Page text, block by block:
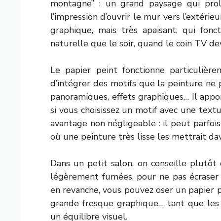
montagne” : un grand paysage qui
l’impression d’ouvrir le mur vers
graphique, mais très apaisant, qui
naturelle que le soir, quand le coin TV
Le papier peint fonctionne
d’intégrer des motifs que la peinture
panoramiques, effets graphiques… Il
si vous choisissez un motif avec une
avantage non négligeable : il peut
où une peinture très lisse les mettrait
Dans un petit salon, on conseille
légèrement fumées, pour ne pas
en revanche, vous pouvez oser un
grande fresque graphique… tant que
un équilibre visuel.